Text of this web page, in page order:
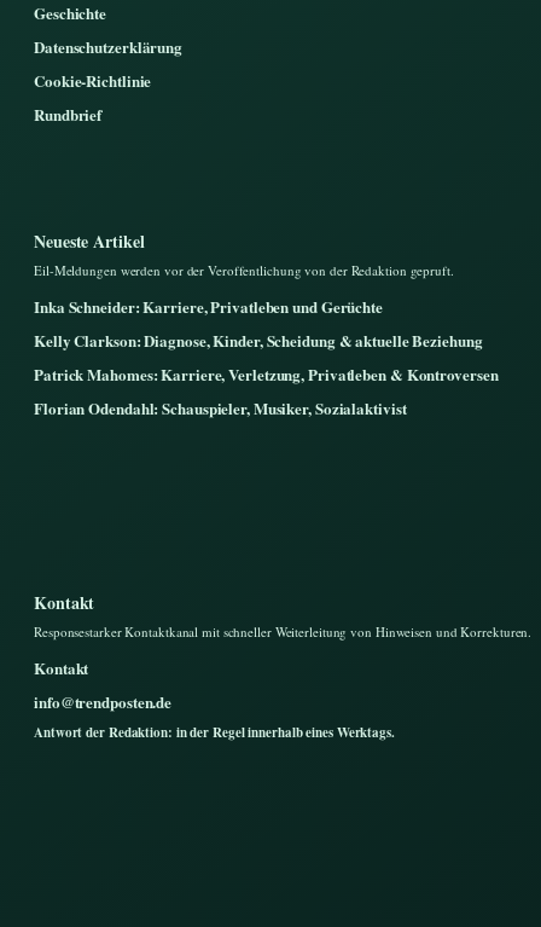
Geschichte
Datenschutzerklärung
Cookie-Richtlinie
Rundbrief
Neueste Artikel
Eil-Meldungen werden vor der Veroffentlichung von der Redaktion gepruft.
Inka Schneider: Karriere, Privatleben und Gerüchte
Kelly Clarkson: Diagnose, Kinder, Scheidung & aktuelle Beziehung
Patrick Mahomes: Karriere, Verletzung, Privatleben & Kontroversen
Florian Odendahl: Schauspieler, Musiker, Sozialaktivist
Kontakt
Responsestarker Kontaktkanal mit schneller Weiterleitung von Hinweisen und Korrekturen.
Kontakt
info@trendposten.de
Antwort der Redaktion: in der Regel innerhalb eines Werktags.